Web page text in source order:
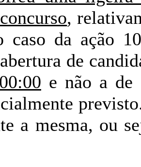
,
caso da ação
de
e não a de
a mesma, ou